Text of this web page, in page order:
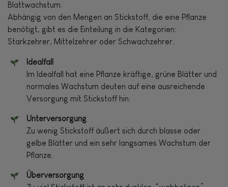
Blattwachstum.
Abhängig von den Mengen an Stickstoff, die eine Pflanze
benötigt, gibt es die Einteilung in die Kategorien:
Starkzehrer, Mittelzehrer oder Schwachzehrer.
Idealfall
Im Idealfall hat eine Pflanze kräftige, grüne Blätter und
normales Wachstum deuten auf eine ausreichende
Versorgung mit Stickstoff hin.
Unterversorgung
Zu wenig Stickstoff äußert sich durch blasse oder
gelbe Blätter und ein sehr langsames Wachstum der
Pflanze.
Überversorgung